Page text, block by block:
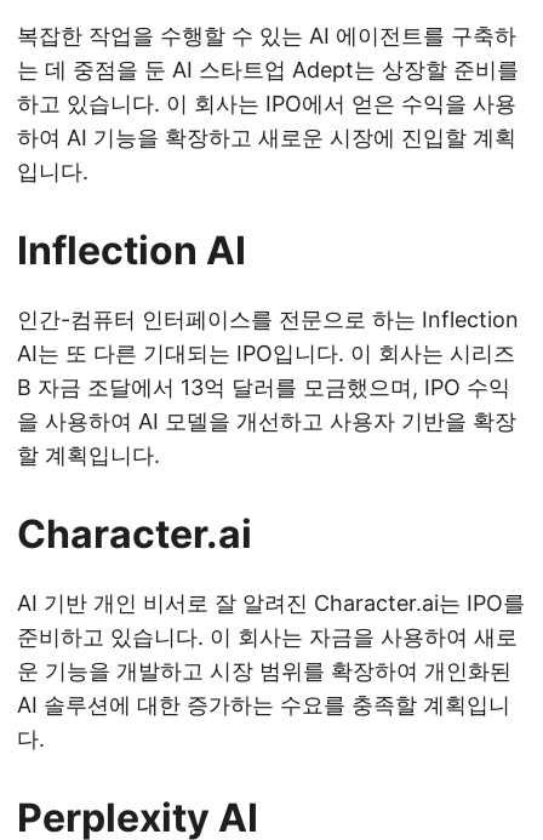
복잡한 작업을 수행할 수 있는 AI 에이전트를 구축하
는 데 중점을 둔 AI 스타트업 Adept는 상장할 준비를
하고 있습니다. 이 회사는 IPO에서 얻은 수익을 사용
하여 AI 기능을 확장하고 새로운 시장에 진입할 계획
입니다.
Inflection AI
인간-컴퓨터 인터페이스를 전문으로 하는 Inflection
AI는 또 다른 기대되는 IPO입니다. 이 회사는 시리즈
B 자금 조달에서 13억 달러를 모금했으며, IPO 수익
을 사용하여 AI 모델을 개선하고 사용자 기반을 확장
할 계획입니다.
Character.ai
AI 기반 개인 비서로 잘 알려진 Character.ai는 IPO를
준비하고 있습니다. 이 회사는 자금을 사용하여 새로
운 기능을 개발하고 시장 범위를 확장하여 개인화된
AI 솔루션에 대한 증가하는 수요를 충족할 계획입니
다.
Perplexity AI